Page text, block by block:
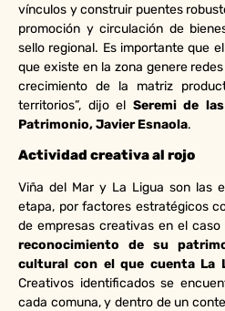
vínculos y construir puentes
promoción y circulación de
sello regional. Es importante que
que existe en la zona genere
crecimiento de la matriz
territorios”, dijo el Seremi de
Patrimonio, Javier Esnaola.
Actividad creativa al rojo
Viña del Mar y La Ligua son las
etapa, por factores estratégicos
de empresas creativas en el caso
reconocimiento de su
cultural con el que cuenta La
Creativos identificados se
cada comuna, y dentro de un